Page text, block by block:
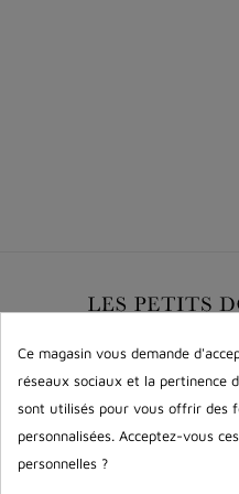
INFORMATIONS
Legal notices
Terms and conditions of
Contact us
Ce magasin vous demande
réseaux sociaux et la pertinence
sont utilisés pour vous offrir des
personnalisées. Acceptez-vous
personnelles ?